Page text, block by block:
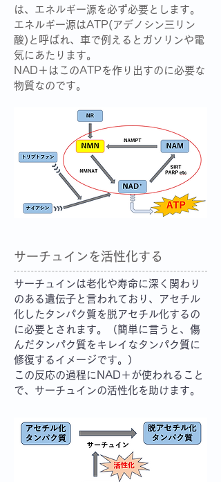
は、エネルギー源を必ず必要とします。
エネルギー源はATP(アデノシン三リン
酸)と呼ばれ、車で例えるとガソリンや電
気にあたります。
NAD＋はこのATPを作り出すのに必要な
物質なのです。
サーチュインを活性化する
サーチュインは老化や寿命に深く関わり
のある遺伝子と言われており、アセチル
化したタンパク質を脱アセチル化するの
に必要とされます。（簡単に言うと、傷
んだタンパク質をキレイなタンパク質に
修復するイメージです。）
この反応の過程にNAD＋が使われること
で、サーチュインの活性化を助けます。